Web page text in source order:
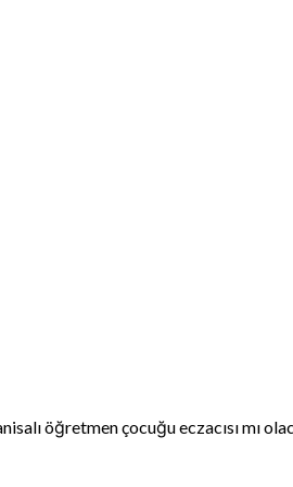
öğretmen çocuğu eczacısı mı